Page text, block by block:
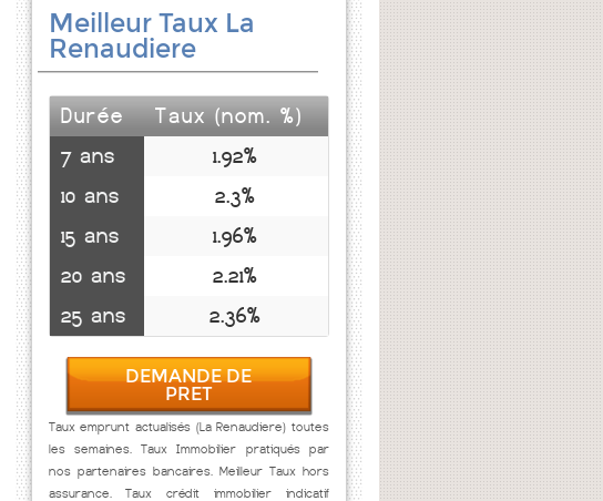
Meilleur Taux La
Renaudiere
Durée
Taux (nom. %)
7 ans
1.92%
10 ans
2.3%
15 ans
1.96%
20 ans
2.21%
25 ans
2.36%
DEMANDE DE
PRET
Taux emprunt actualisés (La Renaudiere) toutes
les semaines. Taux Immobilier pratiqués par
nos partenaires bancaires. Meilleur Taux hors
assurance. Taux crédit immobilier indicatif